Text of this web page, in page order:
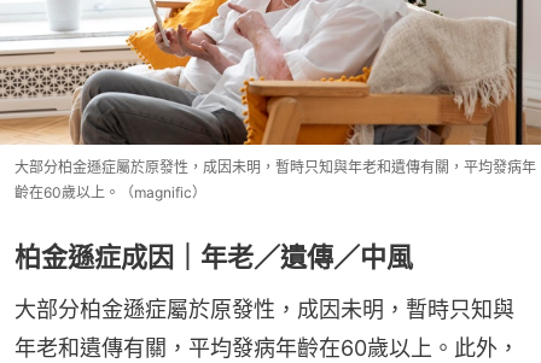
大部分柏金遜症屬於原發性，成因未明，暫時只知與年老和遺傳有關，平均發病年
齡在60歲以上。（magnific）
柏金遜症成因｜年老／遺傳／中風
大部分柏金遜症屬於原發性，成因未明，暫時只知與
年老和遺傳有關，平均發病年齡在60歲以上。此外，